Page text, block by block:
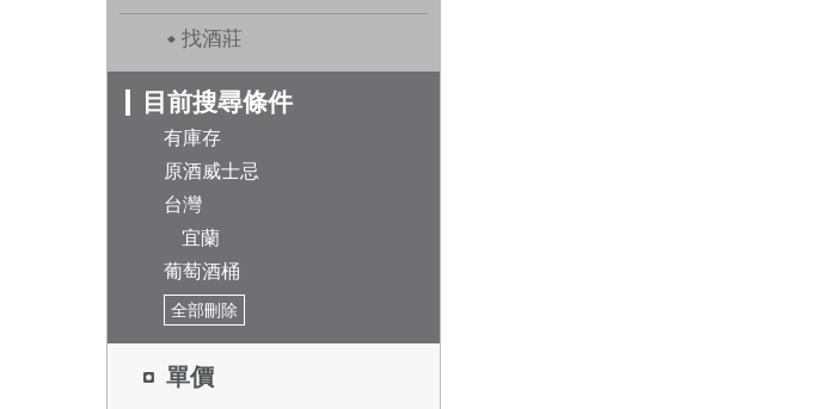
找酒莊
目前搜尋條件
有庫存
原酒威士忌
台灣
宜蘭
葡萄酒桶
全部刪除
單價